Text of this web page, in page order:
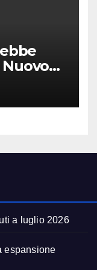
Nuovo
a luglio 2026
espansione